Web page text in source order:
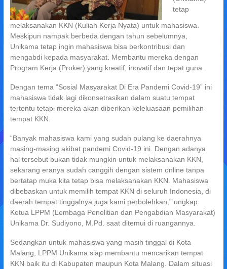
tetap
melaksanakan KKN (Kuliah Kerja Nyata) untuk mahasiswa.
Meskipun nampak berbeda dengan tahun sebelumnya,
Unikama tetap ingin mahasiswa bisa berkontribusi dan
mengabdi kepada masyarakat. Membantu mereka dengan
Program Kerja (Proker) yang kreatif, inovatif dan tepat guna.
Dengan tema “Sosial Masyarakat Di Era Pandemi Covid-19” ini
mahasiswa tidak lagi dikonsetrasikan dalam suatu tempat
tertentu tetapi mereka akan diberikan keleluasaan pemilihan
tempat KKN.
“Banyak mahasiswa kami yang sudah pulang ke daerahnya
masing-masing akibat pandemi Covid-19 ini. Dengan adanya
hal tersebut bukan tidak mungkin untuk melaksanakan KKN,
sekarang eranya sudah canggih dengan sistem online tanpa
bertatap muka kita tetap bisa melaksanakan KKN. Mahasiswa
dibebaskan untuk memilih tempat KKN di seluruh Indonesia, di
daerah tempat tinggalnya juga kami perbolehkan,” ungkap
Ketua LPPM (Lembaga Penelitian dan Pengabdian Masyarakat)
Unikama Dr. Sudiyono, M.Pd. saat ditemui di ruangannya.
Sedangkan untuk mahasiswa yang masih tinggal di Kota
Malang, LPPM Unikama siap membantu mencarikan tempat
KKN baik itu di Kabupaten maupun Kota Malang. Dalam situasi